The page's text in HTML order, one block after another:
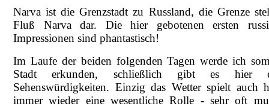
Narva ist die Grenzstadt zu Russland, die Grenze
Fluß Narva dar. Die hier gebotenen ersten
Impressionen sind phantastisch!
Im Laufe der beiden folgenden Tagen werde ich
Stadt erkunden, schließlich gibt es hier
Sehenswürdigkeiten. Einzig das Wetter spielt auch
immer wieder eine wesentliche Rolle - sehr oft